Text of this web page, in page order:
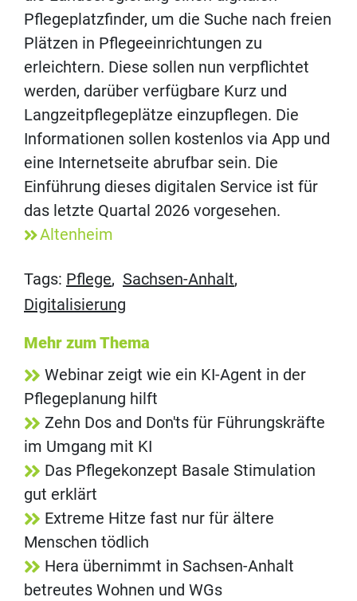
Pflegeplatzfinder, um die Suche nach freien
Plätzen in Pflegeeinrichtungen zu
erleichtern. Diese sollen nun verpflichtet
werden, darüber verfügbare Kurz und
Langzeitpflegeplätze einzupflegen. Die
Informationen sollen kostenlos via App und
eine Internetseite abrufbar sein. Die
Einführung dieses digitalen Service ist für
das letzte Quartal 2026 vorgesehen.
Altenheim
Tags: Pflege, Sachsen-Anhalt,
Digitalisierung
Mehr zum Thema
Webinar zeigt wie ein KI-Agent in der
Pflegeplanung hilft
Zehn Dos and Don'ts für Führungskräfte
im Umgang mit KI
Das Pflegekonzept Basale Stimulation
gut erklärt
Extreme Hitze fast nur für ältere
Menschen tödlich
Hera übernimmt in Sachsen-Anhalt
betreutes Wohnen und WGs